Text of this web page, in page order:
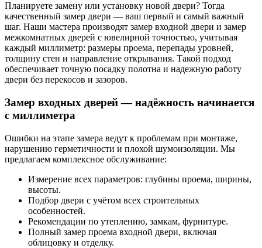
Планируете замену или установку новой двери? Тогда
качественный замер двери — ваш первый и самый важный
шаг. Наши мастера производят замер входной двери и замер
межкомнатных дверей с ювелирной точностью, учитывая
каждый миллиметр: размеры проема, перепады уровней,
толщину стен и направление открывания. Такой подход
обеспечивает точную посадку полотна и надежную работу
двери без перекосов и зазоров.
Замер входных дверей — надёжность начинается
с миллиметра
Ошибки на этапе замера ведут к проблемам при монтаже,
нарушению герметичности и плохой шумоизоляции. Мы
предлагаем комплексное обслуживание:
Измерение всех параметров: глубины проема, ширины,
высоты.
Подбор двери с учётом всех строительных
особенностей.
Рекомендации по утеплению, замкам, фурнитуре.
Полный замер проема входной двери, включая
облицовку и отделку.